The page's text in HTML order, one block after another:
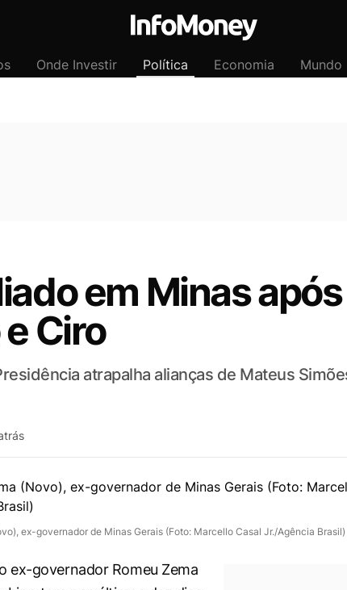
Onde Investir Política Economia Mundo
em Minas
Ciro
atrapalha alianças de Mateus
ex-governador de Minas Gerais (Foto: Marcello Casal Jr./Agência Brasil)
ex-governador Romeu Zema